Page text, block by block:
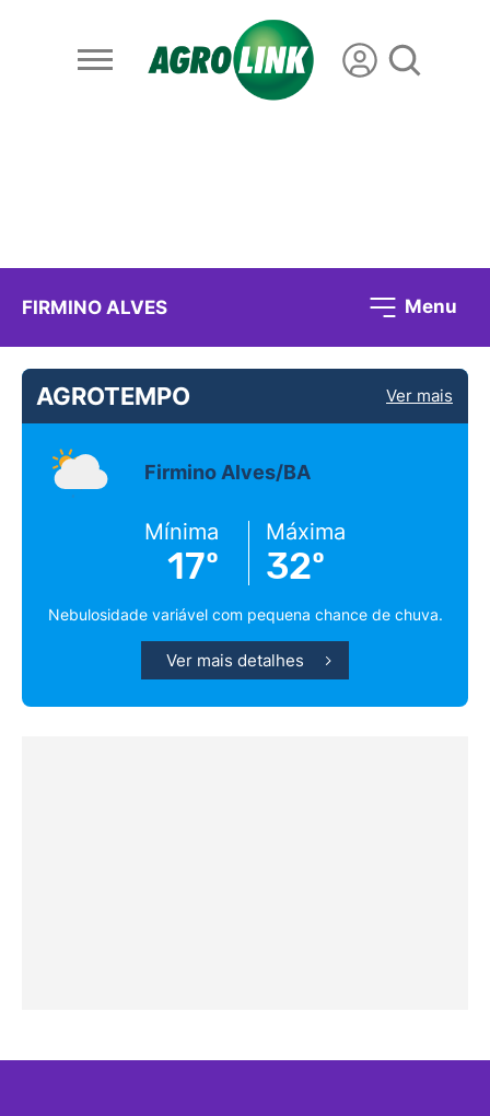
FIRMINO ALVES Menu
AGROTEMPO Ver mais
Firmino Alves/BA
Mínima
17º
Máxima
32º
Nebulosidade variável com pequena chance de chuva.
Ver mais detalhes